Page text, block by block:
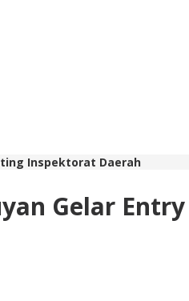
Inspektorat Daerah
Gelar